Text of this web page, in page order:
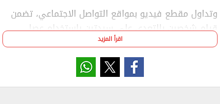
وتداول مقطع فيديو بمواقع التواصل الاجتماعي، تضمن
قيام شخصين بالتعدي على سيدتين باستخدام عصا
خشبية بالبحيرة.
وتبين من فحص الفيديو، أنه بتاريخ 5 يوليو الجاري تبلغ
لمركز شرطة إيتاي البارود بالبحيرة من مستشفى
اقرأ المزيد